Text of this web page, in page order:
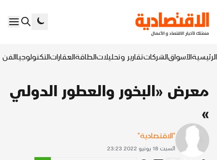
الرئيسيةالأسواقالشركاتتقارير وتحليلاتالطاقةالعقاراتالتكنولوجياالفن
معرض «البخور والعطور الدولي
»
"الاقتصادية"
السبت 18 يونيو 2022 23:23